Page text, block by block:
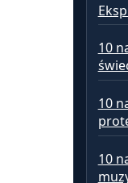
10
10
10